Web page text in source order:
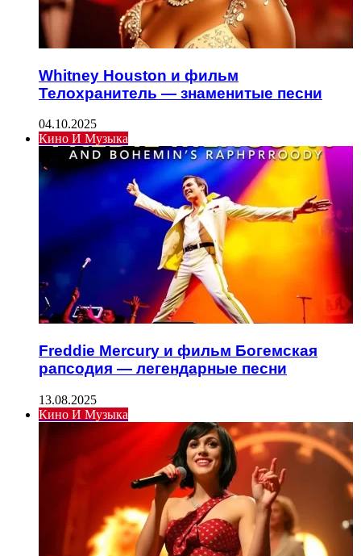
Whitney Houston и фильм
Телохранитель — знаменитые песни
04.10.2025
Кино И Музыка
Freddie Mercury и фильм Богемская
рапсодия — легендарные песни
13.08.2025
Кино И Музыка